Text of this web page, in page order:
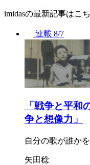
imidasの最新記事はこち
連載 8/7
「戦争と平
争と想像力」
自分の歌が誰か
矢田稔